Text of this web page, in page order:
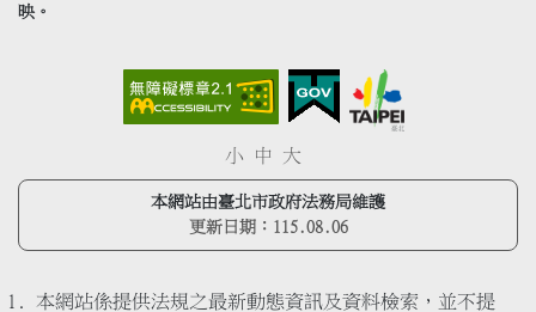
映。
小 中 大
本網站由臺北市政府法務局維護
更新日期： 115.08.06
本網站係提供法規之最新動態資訊及資料檢索，並不提